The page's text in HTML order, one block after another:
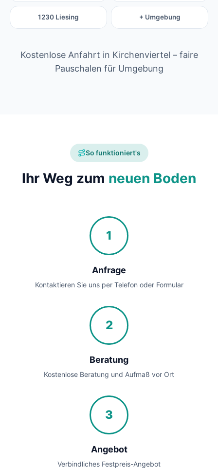
1230 Liesing + Umgebung
Kostenlose Anfahrt in Kirchenviertel – faire
Pauschalen für Umgebung
So funktioniert's
Ihr Weg zum neuen Boden
1
Anfrage
Kontaktieren Sie uns per Telefon oder Formular
2
Beratung
Kostenlose Beratung und Aufmaß vor Ort
3
Angebot
Verbindliches Festpreis-Angebot